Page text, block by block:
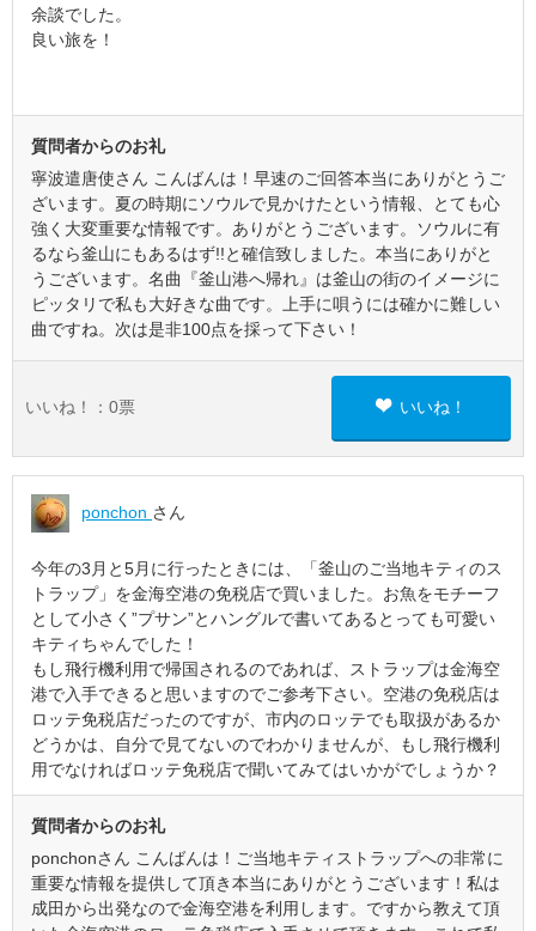
余談でした。
良い旅を！
質問者からのお礼
寧波遣唐使さん こんばんは！早速のご回答本当にありがとうご
ざいます。夏の時期にソウルで見かけたという情報、とても心
強く大変重要な情報です。ありがとうございます。ソウルに有
るなら釜山にもあるはず!!と確信致しました。本当にありがと
うございます。名曲『釜山港へ帰れ』は釜山の街のイメージに
ピッタリで私も大好きな曲です。上手に唄うには確かに難しい
曲ですね。次は是非100点を採って下さい！
いいね！： 0票 いいね！
ponchon さん
今年の3月と5月に行ったときには、「釜山のご当地キティのス
トラップ」を金海空港の免税店で買いました。お魚をモチーフ
として小さく”プサン”とハングルで書いてあるとっても可愛い
キティちゃんでした！
もし飛行機利用で帰国されるのであれば、ストラップは金海空
港で入手できると思いますのでご参考下さい。空港の免税店は
ロッテ免税店だったのですが、市内のロッテでも取扱があるか
どうかは、自分で見てないのでわかりませんが、もし飛行機利
用でなければロッテ免税店で聞いてみてはいかがでしょうか？
質問者からのお礼
ponchonさん こんばんは！ご当地キティストラップへの非常に
重要な情報を提供して頂き本当にありがとうございます！私は
成田から出発なので金海空港を利用します。ですから教えて頂